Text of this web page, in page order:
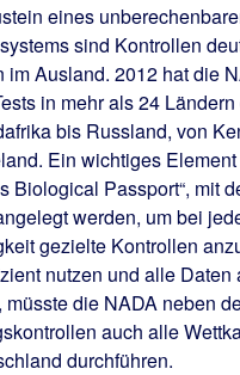
eines
sind Kontrollen
im Ausland. 2012 hat die
in mehr als 24
bis Russland, von
Ein wichtiges
Biological Passport“, mit
werden, um bei
gezielte Kontrollen
nutzen und alle Daten
müsste die NADA neben
auch alle
durchführen.